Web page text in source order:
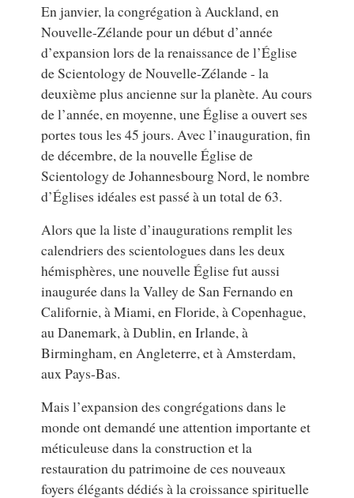
En janvier, la congrégation à Auckland, en
Nouvelle-Zélande pour un début d’année
d’expansion lors de la renaissance de l’Église
de Scientology de Nouvelle-Zélande - la
deuxième plus ancienne sur la planète. Au cours
de l’année, en moyenne, une Église a ouvert ses
portes tous les 45 jours. Avec l’inauguration, fin
de décembre, de la nouvelle Église de
Scientology de Johannesbourg Nord, le nombre
d’Églises idéales est passé à un total de 63.
Alors que la liste d’inaugurations remplit les
calendriers des scientologues dans les deux
hémisphères, une nouvelle Église fut aussi
inaugurée dans la Valley de San Fernando en
Californie, à Miami, en Floride, à Copenhague,
au Danemark, à Dublin, en Irlande, à
Birmingham, en Angleterre, et à Amsterdam,
aux Pays-Bas.
Mais l’expansion des congrégations dans le
monde ont demandé une attention importante et
méticuleuse dans la construction et la
restauration du patrimoine de ces nouveaux
foyers élégants dédiés à la croissance spirituelle